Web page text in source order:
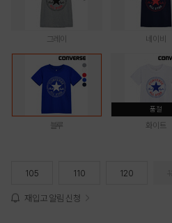
그레이 네이비
블루
품절
화이트
105 110 120
재입고 알림 신청